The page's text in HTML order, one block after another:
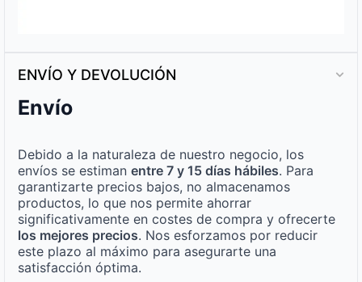
ENVÍO Y DEVOLUCIÓN
Envío
Debido a la naturaleza de nuestro negocio, los
envíos se estiman entre 7 y 15 días hábiles. Para
garantizarte precios bajos, no almacenamos
productos, lo que nos permite ahorrar
significativamente en costes de compra y ofrecerte
los mejores precios. Nos esforzamos por reducir
este plazo al máximo para asegurarte una
satisfacción óptima.